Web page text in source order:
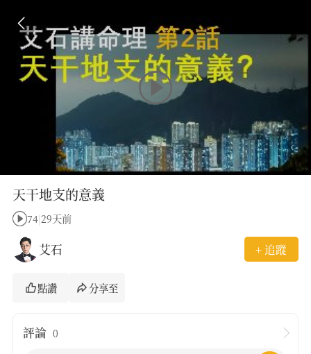
天干地支的意義
74 29天前
艾石 + 追蹤
點讚 分享至
評論 0